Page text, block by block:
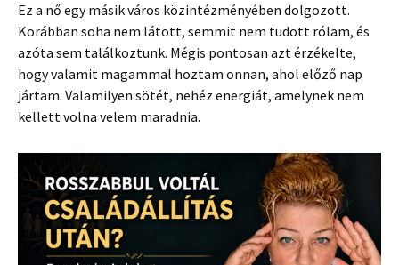
Ez a nő egy másik város közintézményében dolgozott.
Korábban soha nem látott, semmit nem tudott rólam, és
azóta sem találkoztunk. Mégis pontosan azt érzékelte,
hogy valamit magammal hoztam onnan, ahol előző nap
jártam. Valamilyen sötét, nehéz energiát, amelynek nem
kellett volna velem maradnia.